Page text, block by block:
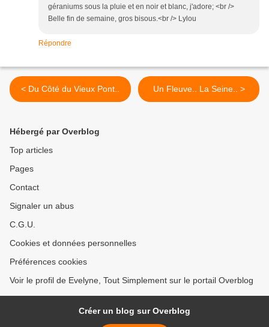
géraniums sous la pluie et en noir et blanc, j'adore; <br />
Belle fin de semaine, gros bisous.<br /> Lylou
Répondre
< Du Côté du Vieux Pont.. Un Fleuve.. La Seine.. >
Hébergé par Overblog
Top articles
Pages
Contact
Signaler un abus
C.G.U.
Cookies et données personnelles
Préférences cookies
Voir le profil de Evelyne, Tout Simplement sur le portail Overblog
Créer un blog sur Overblog